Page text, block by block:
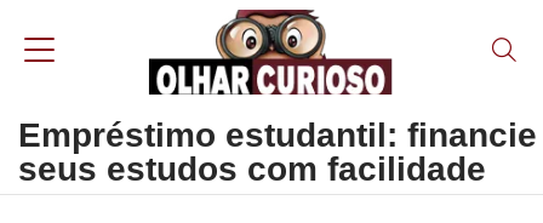
Empréstimo estudantil: financie
seus estudos com facilidade